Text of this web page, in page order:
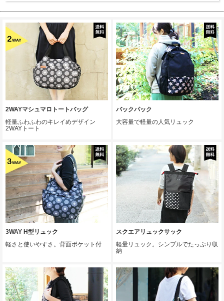
2WAYマシュマロトートバッグ
軽量ふわふわのキレイめデザイン
2WAYトート
バックパック
大容量で軽量の人気リュック
3WAY H型リュック
軽さと使いやすさ。背面ポケット付
スクエアリュックサック
軽量リュック。シンプルでたっぷり収
納